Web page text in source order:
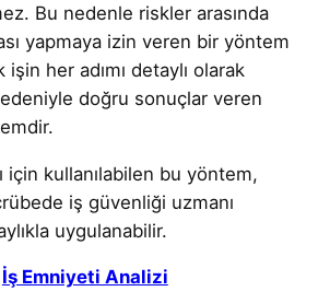
Bu nedenle riskler arasında
yapmaya izin veren bir yöntem
her adımı detaylı olarak
doğru sonuçlar veren
için kullanılabilen bu yöntem,
iş güvenliği uzmanı
uygulanabilir.
İş Emniyeti Analizi